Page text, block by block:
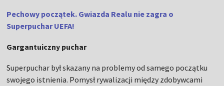
Pechowy początek. Gwiazda Realu nie zagra o
Superpuchar UEFA!
Gargantuiczny puchar
Superpuchar był skazany na problemy od samego początku
swojego istnienia. Pomysł rywalizacji między zdobywcami